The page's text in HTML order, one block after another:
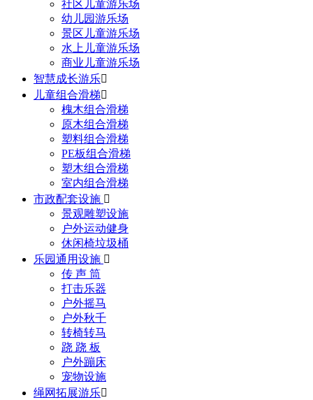
社区儿童游乐场
幼儿园游乐场
景区儿童游乐场
水上儿童游乐场
商业儿童游乐场
智慧成长游乐
儿童组合滑梯
槐木组合滑梯
原木组合滑梯
塑料组合滑梯
PE板组合滑梯
塑木组合滑梯
室内组合滑梯
市政配套设施 
景观雕塑设施
户外运动健身
休闲椅垃圾桶
乐园通用设施 
传 声 筒
打击乐器
户外摇马
户外秋千
转椅转马
跷 跷 板
户外蹦床
宠物设施
绳网拓展游乐